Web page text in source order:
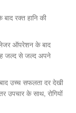
रक्त हानि की
ऑपरेशन के बाद
जल्द से जल्द अपने
उच्च सफलता दर देखी
उपचार के साथ, रोगियों